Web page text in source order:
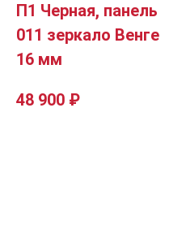
П1 Черная, панель
011 зеркало Венге
16 мм
48 900 ₽